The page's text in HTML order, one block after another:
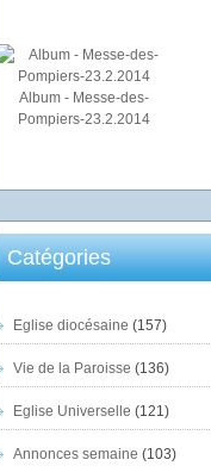
Album - Messe-des-
Pompiers-23.2.2014
Catégories
Eglise diocésaine (157)
Vie de la Paroisse (136)
Eglise Universelle (121)
Annonces semaine (103)